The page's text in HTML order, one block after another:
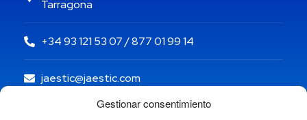
Gestionar consentimiento
Tarragona
+34 93 121 53 07 / 877 01 99 14
jaestic@jaestic.com